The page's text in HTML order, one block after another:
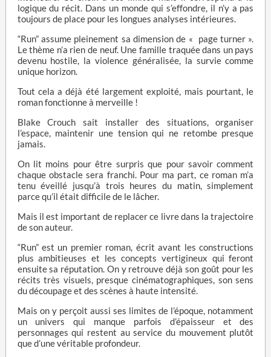
logique du récit. Dans un monde qui s’effondre, il n’y a pas
toujours de place pour les longues analyses intérieures.
“Run” assume pleinement sa dimension de « page turner ».
Le thème n’a rien de neuf. Une famille traquée dans un pays
devenu hostile, la violence généralisée, la survie comme
unique horizon.
Tout cela a déjà été largement exploité, mais pourtant, le
roman fonctionne à merveille !
Blake Crouch sait installer des situations, organiser
l’espace, maintenir une tension qui ne retombe presque
jamais.
On lit moins pour être surpris que pour savoir comment
chaque obstacle sera franchi. Pour ma part, ce roman m’a
tenu éveillé jusqu’à trois heures du matin, simplement
parce qu’il était difficile de le lâcher.
Mais il est important de replacer ce livre dans la trajectoire
de son auteur.
“Run” est un premier roman, écrit avant les constructions
plus ambitieuses et les concepts vertigineux qui feront
ensuite sa réputation. On y retrouve déjà son goût pour les
récits très visuels, presque cinématographiques, son sens
du découpage et des scènes à haute intensité.
Mais on y perçoit aussi ses limites de l’époque, notamment
un univers qui manque parfois d’épaisseur et des
personnages qui restent au service du mouvement plutôt
que d’une véritable profondeur.